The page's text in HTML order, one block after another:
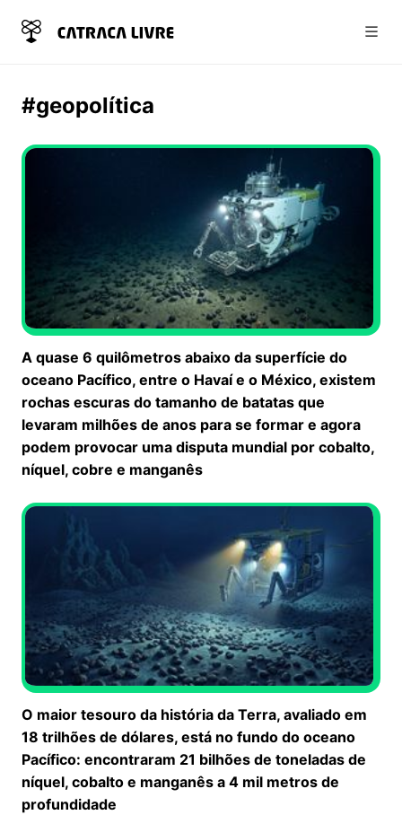
#geopolítica
A quase 6 quilômetros abaixo da superfície do
oceano Pacífico, entre o Havaí e o México, existem
rochas escuras do tamanho de batatas que
levaram milhões de anos para se formar e agora
podem provocar uma disputa mundial por cobalto,
níquel, cobre e manganês
O maior tesouro da história da Terra, avaliado em
18 trilhões de dólares, está no fundo do oceano
Pacífico: encontraram 21 bilhões de toneladas de
níquel, cobalto e manganês a 4 mil metros de
profundidade